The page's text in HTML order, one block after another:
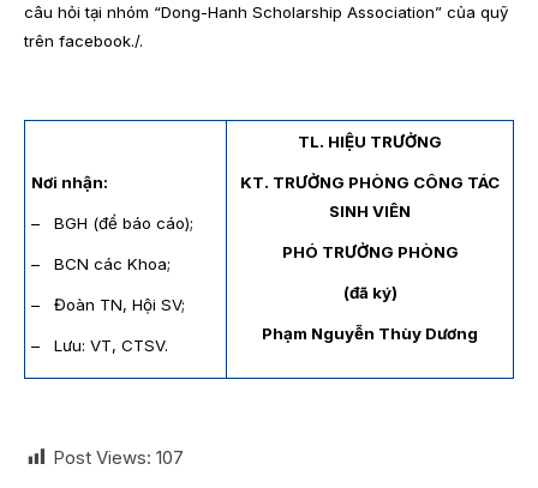
câu hỏi tại nhóm “Dong-Hanh Scholarship Association” của quỹ
trên facebook./.
Nơi nhận:
– BGH (để báo cáo);
– BCN các Khoa;
– Đoàn TN, Hội SV;
– Lưu: VT, CTSV.
TL. HIỆU TRƯỞNG
KT. TRƯỞNG PHÒNG CÔNG TÁC
SINH VIÊN
PHÓ TRƯỞNG PHÒNG
(đã ký)
Phạm Nguyễn Thùy Dương
Post Views: 107